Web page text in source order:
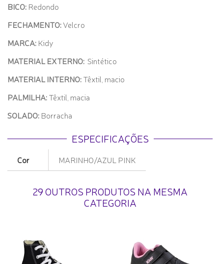
BICO: Redondo
FECHAMENTO:Velcro
MARCA: Kidy
MATERIAL EXTERNO: Sintético
MATERIAL INTERNO:Têxtil, macio
PALMILHA:Têxtil, macia
SOLADO: Borracha
ESPECIFICAÇÕES
Cor MARINHO/AZUL PINK
29 OUTROS PRODUTOS NA MESMA
CATEGORIA